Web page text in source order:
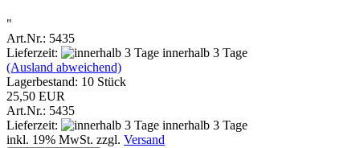
"
Art.Nr.: 5435
Lieferzeit:
innerhalb 3 Tage
(Ausland abweichend)
Lagerbestand: 10 Stück
25,50 EUR
Art.Nr.: 5435
Lieferzeit:
innerhalb 3 Tage
inkl. 19% MwSt. zzgl. Versand